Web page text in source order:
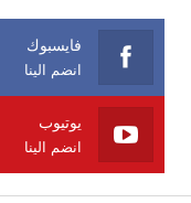
فايسبوك
انضم الينا
يوتيوب
انضم الينا